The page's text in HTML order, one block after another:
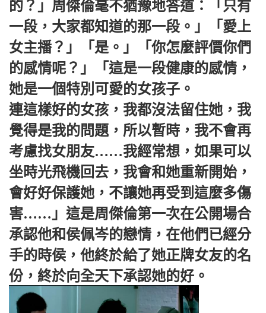
的？」周傑倫毫不猶豫地答道：「只有
一段，大家都知道的那一段。」「愛上
女主播？」「是。」「你怎麼評價你們
的感情呢？」「這是一段健康的感情，
她是一個特別可愛的女孩子。
連這樣好的女孩，我都沒法留住她，我
覺得是我的問題，所以暫時，我不會再
考慮找女朋友……我經常想，如果可以
坐時光飛機回去，我會和她重新開始，
會好好保護她，不讓她再受到這麼多傷
害……」這是周傑倫第一次在公開場合
承認他和侯佩岑的戀情，在他們已經分
手的時侯，他終於給了她正牌女友的名
份，終於向全天下承認她的好。